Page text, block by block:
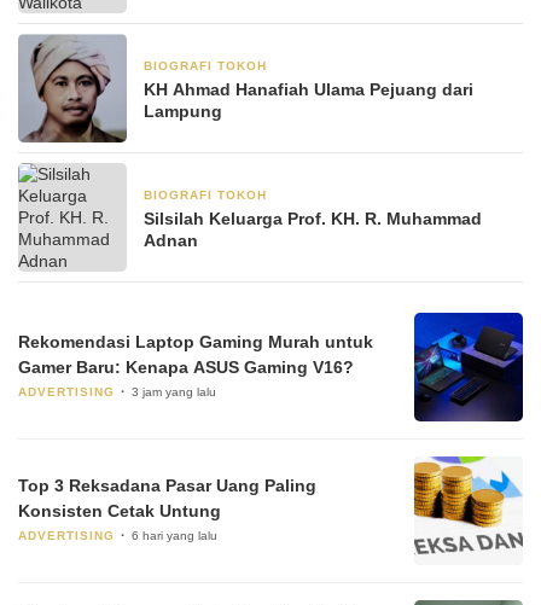
BIOGRAFI TOKOH
KH Ahmad Hanafiah Ulama Pejuang dari
Lampung
BIOGRAFI TOKOH
Silsilah Keluarga Prof. KH. R. Muhammad
Adnan
Rekomendasi Laptop Gaming Murah untuk
Gamer Baru: Kenapa ASUS Gaming V16?
ADVERTISING 3 jam yang lalu
Top 3 Reksadana Pasar Uang Paling
Konsisten Cetak Untung
ADVERTISING 6 hari yang lalu